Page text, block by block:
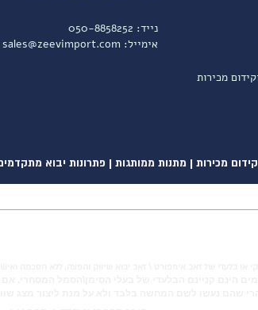
מכירות | מתנות ממותגות | פתרונות יבוא
נייד: 050-8858252
אימייל: sales@zeevimport.com
מכירות